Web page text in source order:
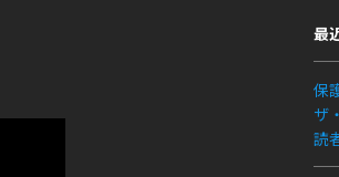
最
保
ザ
読